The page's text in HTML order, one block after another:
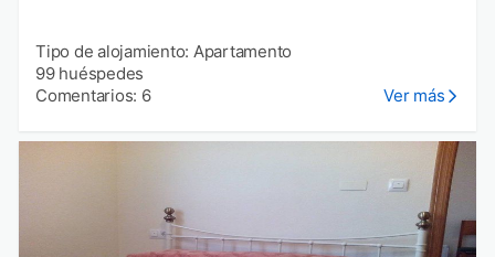
Tipo de alojamiento: Apartamento
99 huéspedes
Comentarios: 6
Ver más